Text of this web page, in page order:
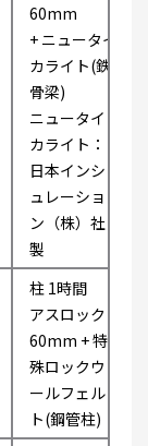
60mm
+ ニュータイ
カライト(鉄
骨梁)
ニュータイ
カライト：
日本インシ
ュレーショ
ン（株）社
製
柱 1時間
アスロック
60mm + 特
殊ロックウ
ールフェル
ト(鋼管柱)